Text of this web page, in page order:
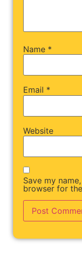
Name *
Email *
Website
Save my
browser for